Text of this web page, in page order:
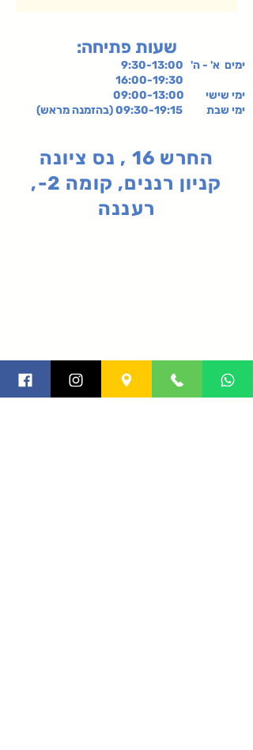
:שעות פתיחה
ימים א' - ה' 9:30-13:00
ימי שישי 09:00-13:00
ימי שבת 09:30-19:15 (בהזמנה מראש)
החרש 16 , נס ציונה
קניון רננים, קומה 2-,
רעננה
תקנון